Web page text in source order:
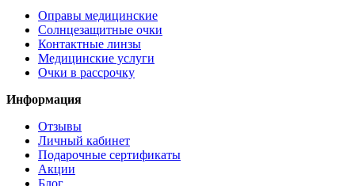
Оправы медицинские
Солнцезащитные очки
Контактные линзы
Медицинские услуги
Очки в рассрочку
Информация
Отзывы
Личный кабинет
Подарочные сертификаты
Акции
Блог